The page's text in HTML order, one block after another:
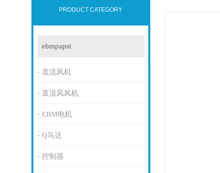
PRODUCT CATEGORY
ebmpapst
直流风机
直流风风机
EBM电机
Q马达
控制器